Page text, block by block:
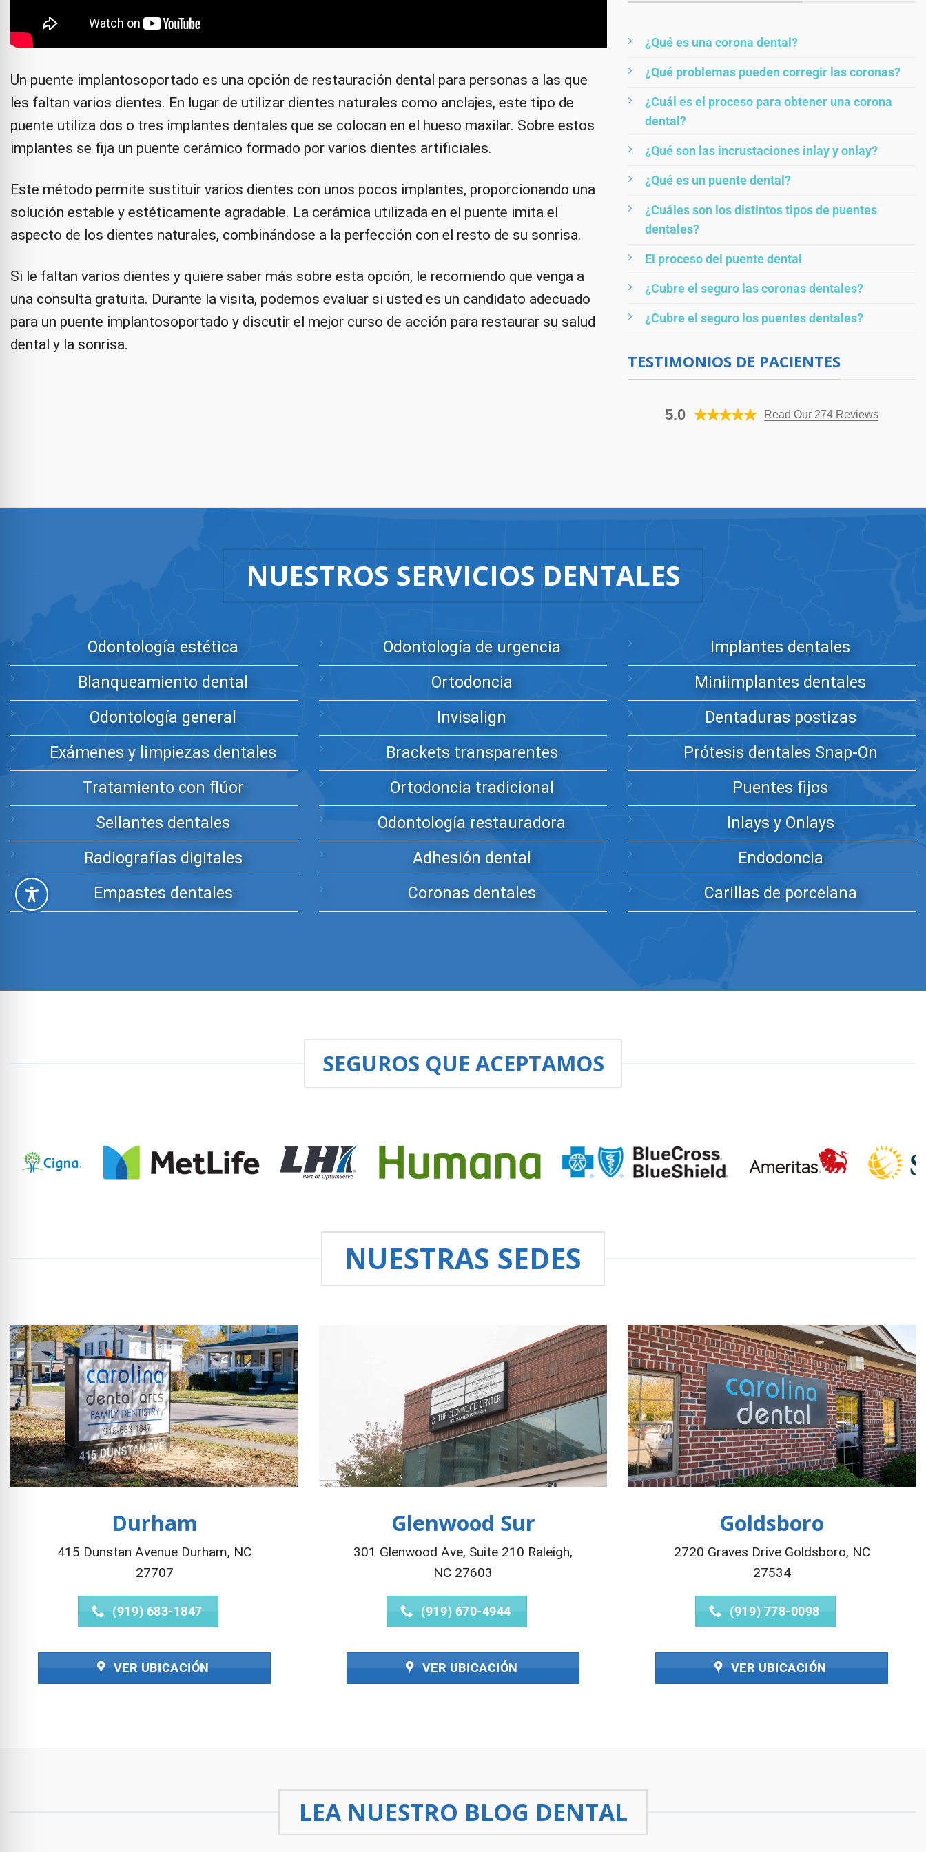
Un puente implantosoportado es una opción de restauración dental para personas a las que
les faltan varios dientes. En lugar de utilizar dientes naturales como anclajes, este tipo de
puente utiliza dos o tres implantes dentales que se colocan en el hueso maxilar. Sobre estos
implantes se fija un puente cerámico formado por varios dientes artificiales.
Este método permite sustituir varios dientes con unos pocos implantes, proporcionando una
solución estable y estéticamente agradable. La cerámica utilizada en el puente imita el
aspecto de los dientes naturales, combinándose a la perfección con el resto de su sonrisa.
Si le faltan varios dientes y quiere saber más sobre esta opción, le recomiendo que venga a
una consulta gratuita. Durante la visita, podemos evaluar si usted es un candidato adecuado
para un puente implantosoportado y discutir el mejor curso de acción para restaurar su salud
dental y la sonrisa.
¿Qué es una corona dental?
¿Qué problemas pueden corregir las coronas?
¿Cuál es el proceso para obtener una corona
dental?
¿Qué son las incrustaciones inlay y onlay?
¿Qué es un puente dental?
¿Cuáles son los distintos tipos de puentes
dentales?
El proceso del puente dental
¿Cubre el seguro las coronas dentales?
¿Cubre el seguro los puentes dentales?
TESTIMONIOS DE PACIENTES
5.0 Read Our 274 Reviews
NUESTROS SERVICIOS DENTALES
Odontología estética
Blanqueamiento dental
Odontología general
Exámenes y limpiezas dentales
Tratamiento con flúor
Sellantes dentales
Radiografías digitales
Empastes dentales
Odontología de urgencia
Ortodoncia
Invisalign
Brackets transparentes
Ortodoncia tradicional
Odontología restauradora
Adhesión dental
Coronas dentales
Implantes dentales
Miniimplantes dentales
Dentaduras postizas
Prótesis dentales Snap-On
Puentes fijos
Inlays y Onlays
Endodoncia
Carillas de porcelana
SEGUROS QUE ACEPTAMOS
NUESTRAS SEDES
Durham
415 Dunstan Avenue Durham, NC
27707
(919) 683-1847
VER UBICACIÓN
Glenwood Sur
301 Glenwood Ave, Suite 210 Raleigh,
NC 27603
(919) 670-4944
VER UBICACIÓN
Goldsboro
2720 Graves Drive Goldsboro, NC
27534
(919) 778-0098
VER UBICACIÓN
LEA NUESTRO BLOG DENTAL